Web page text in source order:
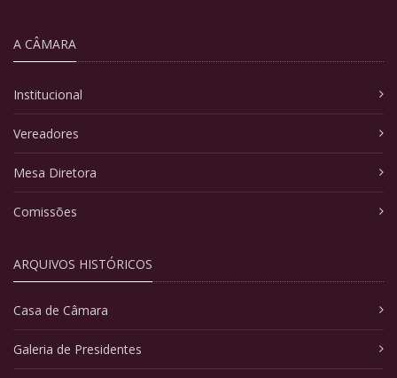
A CÂMARA
Institucional
Vereadores
Mesa Diretora
Comissões
ARQUIVOS HISTÓRICOS
Casa de Câmara
Galeria de Presidentes